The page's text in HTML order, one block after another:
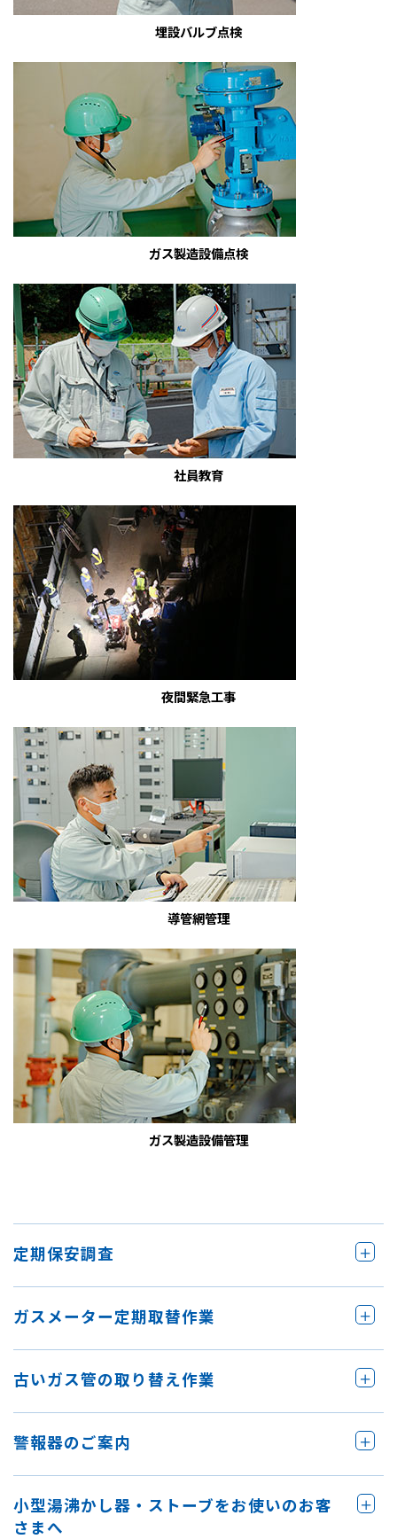
埋設バルブ点検
ガス製造設備点検
社員教育
夜間緊急工事
導管網管理
ガス製造設備管理
定期保安調査
ガスメーター定期取替作業
古いガス管の取り替え作業
警報器のご案内
小型湯沸かし器・ストーブをお使いのお客
さまへ